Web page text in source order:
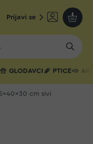
Prijavi se
Moja
GLODAVCI PTICE
cm sivi